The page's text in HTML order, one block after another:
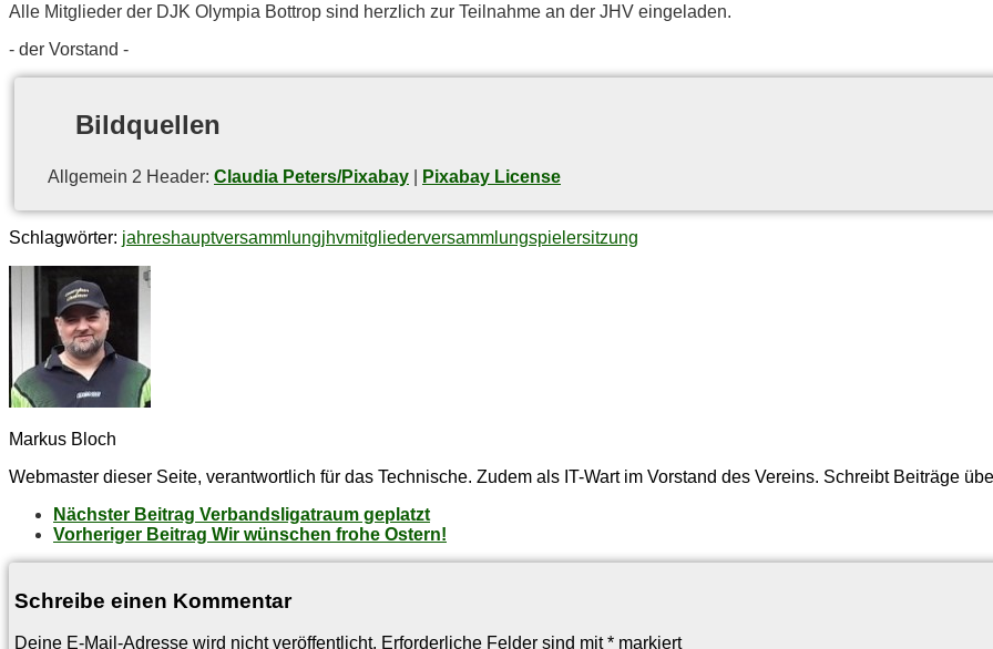
Alle Mit­glie­der der DJK Olym­pia Bot­trop sind herz­lich zur Teil­nah­me an der JHV eingeladen.
- der Vorstand -
Bild­quel­len
All­ge­mein 2 Hea­der: Claudia Peters/Pixabay Pixabay License
Schlagwörter: jahreshauptversammlungjhvmitgliederversammlungspielersitzung
Markus Bloch
Webmaster dieser Seite, verantwortlich für das Technische. Zudem als IT-Wart im Vorstand des Vereins. Schreibt Beiträge
Nächster Beitrag Ver­bands­li­gat­raum geplatzt
Vorheriger Beitrag Wir wün­schen fro­he Ostern!
Schreibe einen Kommentar
Deine E-Mail-Adresse wird nicht veröffentlicht. Erforderliche Felder sind mit* markiert